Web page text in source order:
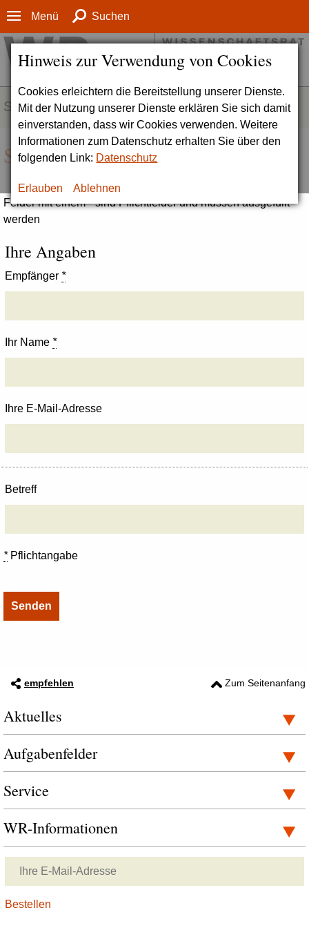
Hinweis zur Verwendung von Cookies
Cookies erleichtern die Bereitstellung unserer Dienste.
Mit der Nutzung unserer Dienste erklären Sie sich damit
einverstanden, dass wir Cookies verwenden. Weitere
Informationen zum Datenschutz erhalten Sie über den
folgenden Link: Datenschutz
Erlauben Ablehnen
Menü Suchen
SERVICE
Seite empfehlen
Felder mit einem * sind Pflichtfelder und müssen ausgefüllt
werden
Ihre Angaben
Empfänger *
Ihr Name *
Ihre E-Mail-Adresse
Betreff
*Pflichtangabe
empfehlen Zum Seitenanfang
Aktuelles
Aufgabenfelder
Service
WR-Informationen